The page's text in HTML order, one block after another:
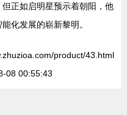
正如启明星预示着朝阳，他
化发展的崭新黎明。
product/43.html
08 00:55:43